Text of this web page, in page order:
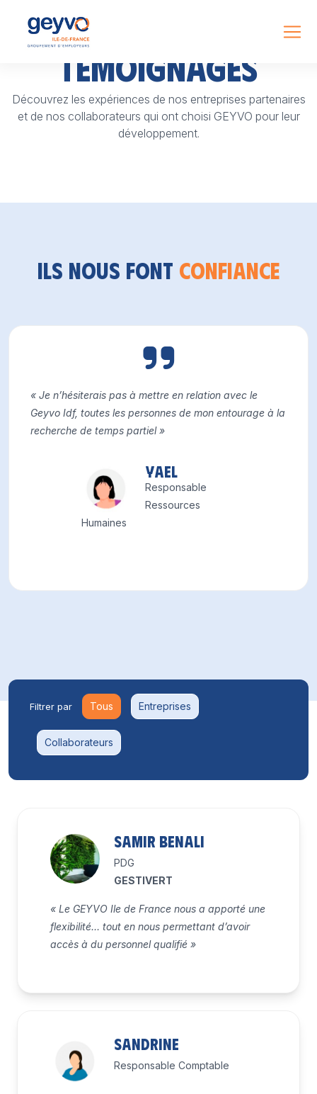
Témoignages
Découvrez les expériences de nos entreprises partenaires
et de nos collaborateurs qui ont choisi GEYVO pour leur
développement.
Ils nous font confiance
« Je n’hésiterais pas à mettre en relation avec le
Geyvo Idf, toutes les personnes de mon entourage à la
recherche de temps partiel »
Yael
Responsable
Ressources
Humaines
Filtrer par Tous Entreprises
Collaborateurs
Samir BENALI
PDG
GESTIVERT
« Le GEYVO Ile de France nous a apporté une
flexibilité… tout en nous permettant d’avoir
accès à du personnel qualifié »
Sandrine
Responsable Comptable